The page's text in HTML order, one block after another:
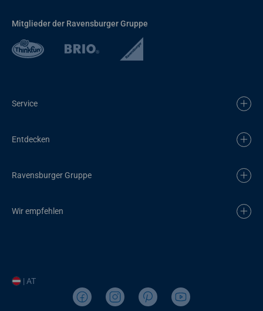
Mitglieder der Ravensburger Gruppe
Service
Entdecken
Ravensburger Gruppe
Wir empfehlen
| AT